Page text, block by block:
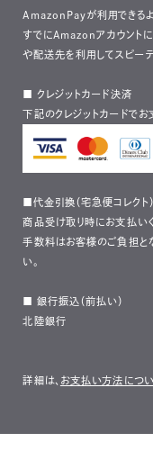
AmazonPayが利用できるよ
すでにAmazonアカウント
や配送先を利用してスピーデ
■ クレジットカード決済
下記のクレジットカードでお
■代金引換（宅急便コレクト）
商品受け取り時にお支払いく
手数料はお客様のご負担と
い。
■ 銀行振込（前払い）
北陸銀行
詳細は、 お支払い方法につ